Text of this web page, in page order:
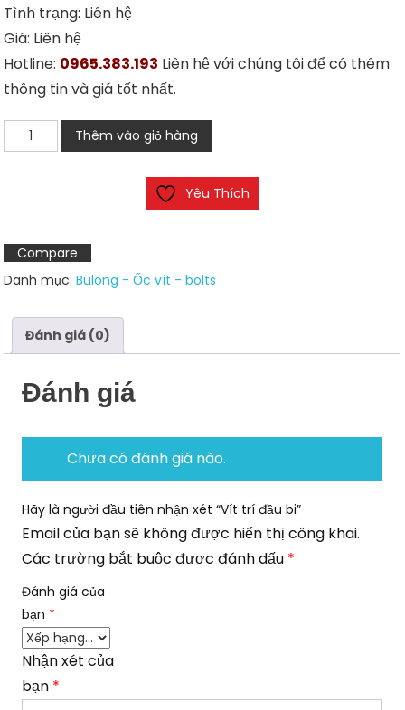
Tình trạng: Liên hệ
Giá: Liên hệ
Hotline: 0965.383.193 Liên hệ với chúng tôi để có thêm
thông tin và giá tốt nhất.
trí
lượng
Thêm vào giỏ hàng
Yêu Thích
Compare
Danh mục:Bulong - Ốc vít - bolts
Đánh giá (0)
Đánh giá
Chưa có đánh giá nào.
Hãy là người đầu tiên nhận xét “Vít trí đầu bi”
Email của bạn sẽ không được hiển thị công khai.
Các trường bắt buộc được đánh dấu *
Đánh giá của
bạn *
Nhận xét của
bạn *